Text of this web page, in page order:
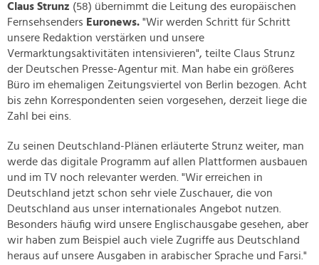
Claus Strunz (58) übernimmt die Leitung des europäischen
Fernsehsenders Euronews. "Wir werden Schritt für Schritt
unsere Redaktion verstärken und unsere
Vermarktungsaktivitäten intensivieren", teilte Claus Strunz
der Deutschen Presse-Agentur mit. Man habe ein größeres
Büro im ehemaligen Zeitungsviertel von Berlin bezogen. Acht
bis zehn Korrespondenten seien vorgesehen, derzeit liege die
Zahl bei eins.
Zu seinen Deutschland-Plänen erläuterte Strunz weiter, man
werde das digitale Programm auf allen Plattformen ausbauen
und im TV noch relevanter werden. "Wir erreichen in
Deutschland jetzt schon sehr viele Zuschauer, die von
Deutschland aus unser internationales Angebot nutzen.
Besonders häufig wird unsere Englischausgabe gesehen, aber
wir haben zum Beispiel auch viele Zugriffe aus Deutschland
heraus auf unsere Ausgaben in arabischer Sprache und Farsi."